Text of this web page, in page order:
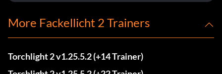
More Fackellicht 2 Trainers
Torchlight 2 v1.25.5.2 (+14 Trainer)